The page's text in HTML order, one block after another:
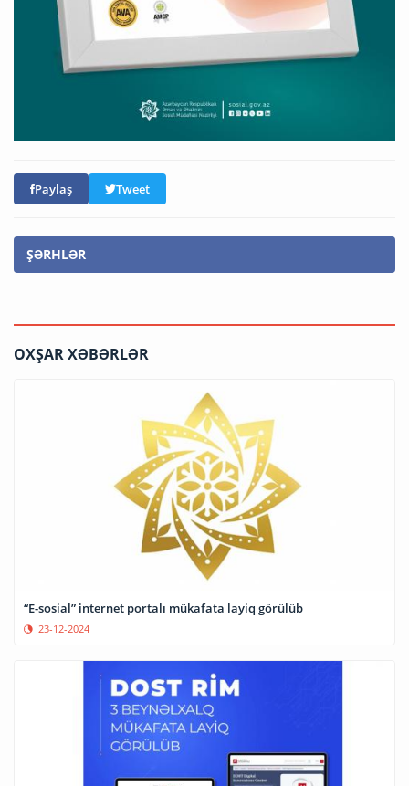
Paylaş Tweet
ŞƏRHLƏR
OXŞAR XƏBƏRLƏR
“E-sosial” internet portalı mükafata layiq görülüb
23-12-2024